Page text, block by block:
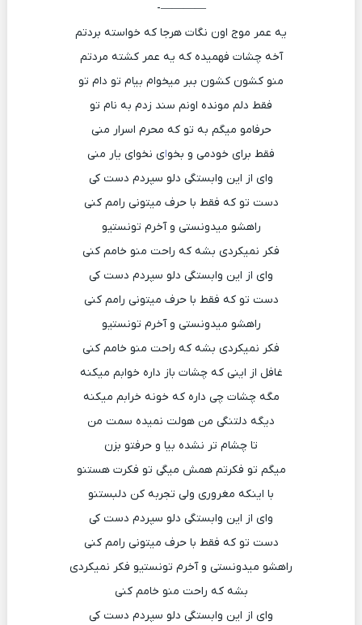
————-
یه عمر موج اون نگات هرجا که خواسته بردتم
آخه چشات فهمیده که یه عمر کشته مردتم
منو کشون کشون ببر میخوام بیام تو دام تو
فقط دلم مونده اونم سند زدم به نام تو
حرفامو میگم به تو که محرم اسرار منی
فقط برای خودمی و بخوای نخوای یار منی
وای از این وابستگی دلو سپردم دست کی
دست تو که فقط با حرف میتونی رامم کنی
راهشو میدونستی و آخرم تونستیو
فکر نمیکردی بشه که راحت منو خامم کنی
وای از این وابستگی دلو سپردم دست کی
دست تو که فقط با حرف میتونی رامم کنی
راهشو میدونستی و آخرم تونستیو
فکر نمیکردی بشه که راحت منو خامم کنی
غافل از اینی که چشات باز داره خوابم میکنه
مگه چشات چی داره که خونه خرابم میکنه
دیگه دلتنگی من هولت نمیده سمت من
تا چشام تر نشده بیا و حرفتو بزن
میگم تو فکرتم همش میگی تو فکرت هستنو
با اینکه مغروری ولی تجربه کن دلبستنو
وای از این وابستگی دلو سپردم دست کی
دست تو که فقط با حرف میتونی رامم کنی
راهشو میدونستی و آخرم تونستیو فکر نمیکردی
بشه که راحت منو خامم کنی
وای از این وابستگی دلو سپردم دست کی